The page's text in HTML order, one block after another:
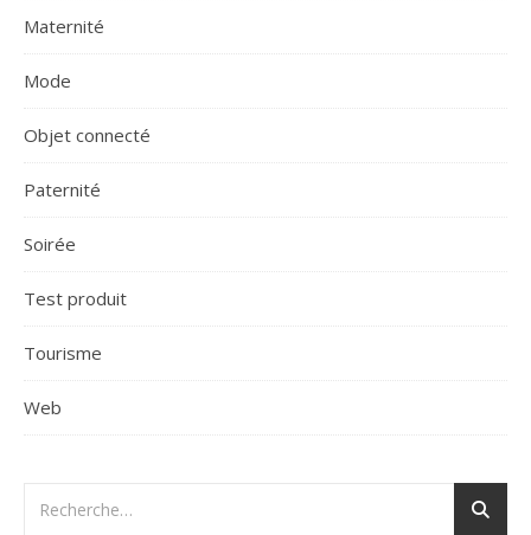
Maternité
Mode
Objet connecté
Paternité
Soirée
Test produit
Tourisme
Web